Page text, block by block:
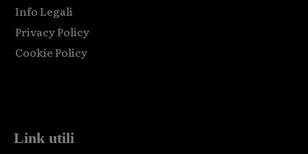
Info Legali
Privacy Policy
Cookie Policy
Link utili